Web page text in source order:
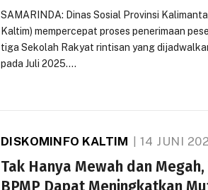
SAMARINDA: Dinas Sosial Provinsi
Kaltim) mempercepat proses penerimaan
tiga Sekolah Rakyat rintisan yang
pada Juli 2025.…
DISKOMINFO KALTIM 14 JUNI
Tak Hanya Mewah dan